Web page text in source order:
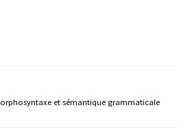
et sémantique grammaticale